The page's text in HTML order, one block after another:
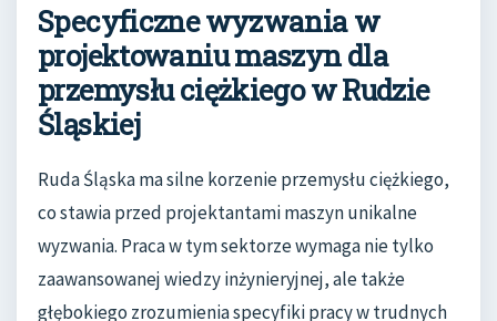
Specyficzne wyzwania w
projektowaniu maszyn dla
przemysłu ciężkiego w Rudzie
Śląskiej
Ruda Śląska ma silne korzenie przemysłu ciężkiego,
co stawia przed projektantami maszyn unikalne
wyzwania. Praca w tym sektorze wymaga nie tylko
zaawansowanej wiedzy inżynieryjnej, ale także
głębokiego zrozumienia specyfiki pracy w trudnych